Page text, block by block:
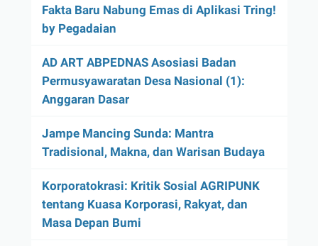
Fakta Baru Nabung Emas di Aplikasi Tring!
by Pegadaian
AD ART ABPEDNAS Asosiasi Badan
Permusyawaratan Desa Nasional (1):
Anggaran Dasar
Jampe Mancing Sunda: Mantra
Tradisional, Makna, dan Warisan Budaya
Korporatokrasi: Kritik Sosial AGRIPUNK
tentang Kuasa Korporasi, Rakyat, dan
Masa Depan Bumi